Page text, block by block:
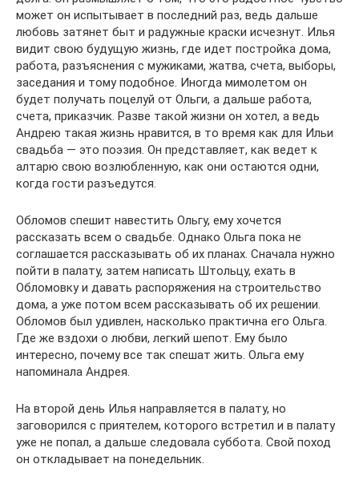
может он испытывает в последний раз, ведь дальше
любовь затянет быт и радужные краски исчезнут. Илья
видит свою будущую жизнь, где идет постройка дома,
работа, разъяснения с мужиками, жатва, счета, выборы,
заседания и тому подобное. Иногда мимолетом он
будет получать поцелуй от Ольги, а дальше работа,
счета, приказчик. Разве такой жизни он хотел, а ведь
Андрею такая жизнь нравится, в то время как для Ильи
свадьба — это поэзия. Он представляет, как ведет к
алтарю свою возлюбленную, как они остаются одни,
когда гости разъедутся.
Обломов спешит навестить Ольгу, ему хочется
рассказать всем о свадьбе. Однако Ольга пока не
соглашается рассказывать об их планах. Сначала нужно
пойти в палату, затем написать Штольцу, ехать в
Обломовку и давать распоряжения на строительство
дома, а уже потом всем рассказывать об их решении.
Обломов был удивлен, насколько практична его Ольга.
Где же вздохи о любви, легкий шепот. Ему было
интересно, почему все так спешат жить. Ольга ему
напоминала Андрея.
На второй день Илья направляется в палату, но
заговорился с приятелем, которого встретил и в палату
уже не попал, а дальше следовала суббота. Свой поход
он откладывает на понедельник.